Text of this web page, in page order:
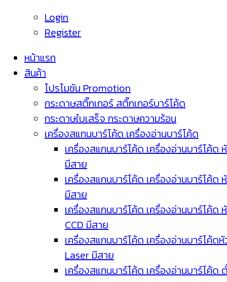
Login
Register
หน้าแรก
สินค้า
โปรโมชัน Promotion
กระดาษสติ๊กเกอร์ สติ๊กเกอร์บาร์โค้ด
กระดาษใบเสร็จ กระดาษความร้อน
เครื่องสแกนบาร์โค้ด เครื่องอ่านบาร์โค้ด
เครื่องสแกนบาร์โค้ด เครื่องอ่านบาร์โค้ด
มีสาย
เครื่องสแกนบาร์โค้ด เครื่องอ่านบาร์โค้ด
มีสาย
เครื่องสแกนบาร์โค้ด เครื่องอ่านบาร์โค้ด
CCD มีสาย
เครื่องสแกนบาร์โค้ด เครื่องอ่านบาร์โค้ด
Laser มีสาย
เครื่องสแกนบาร์โค้ด เครื่องอ่านบาร์โค้ด